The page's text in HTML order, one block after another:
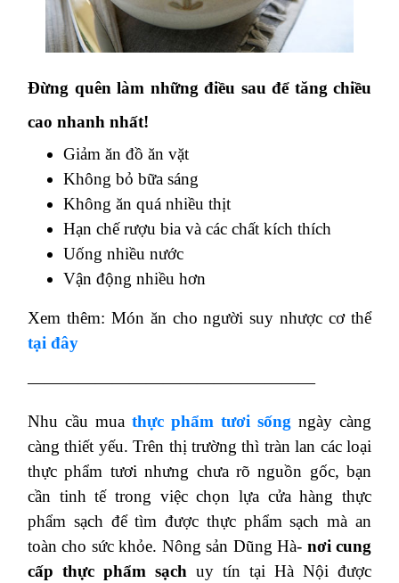
Đừng quên làm những điều sau để tăng chiều
cao nhanh nhất!
Giảm ăn đồ ăn vặt
Không bỏ bữa sáng
Không ăn quá nhiều thịt
Hạn chế rượu bia và các chất kích thích
Uống nhiều nước
Vận động nhiều hơn
Xem thêm: Món ăn cho người suy nhược cơ thể
tại đây
—————————————————
Nhu cầu mua thực phẩm tươi sống ngày càng
càng thiết yếu. Trên thị trường thì tràn lan các loại
thực phẩm tươi nhưng chưa rõ nguồn gốc, bạn
cần tinh tế trong việc chọn lựa cửa hàng thực
phẩm sạch để tìm được thực phẩm sạch mà an
toàn cho sức khỏe. Nông sản Dũng Hà- nơi cung
cấp thực phẩm sạch uy tín tại Hà Nội được